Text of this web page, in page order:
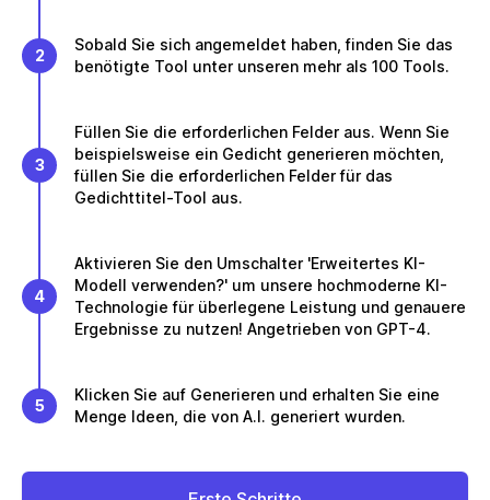
2
Sobald Sie sich angemeldet haben, finden Sie das
benötigte Tool unter unseren mehr als 100 Tools.
3
Füllen Sie die erforderlichen Felder aus. Wenn Sie
beispielsweise ein Gedicht generieren möchten,
füllen Sie die erforderlichen Felder für das
Gedichttitel-Tool aus.
4
Aktivieren Sie den Umschalter 'Erweitertes KI-
Modell verwenden?' um unsere hochmoderne KI-
Technologie für überlegene Leistung und genauere
Ergebnisse zu nutzen! Angetrieben von GPT-4.
5
Klicken Sie auf Generieren und erhalten Sie eine
Menge Ideen, die von A.I. generiert wurden.